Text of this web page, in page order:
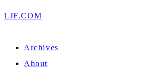
LJF.COM
Archives
About